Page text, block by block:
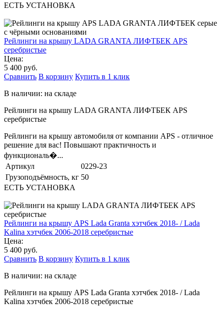
ЕСТЬ УСТАНОВКА
Рейлинги на крышу LADA GRANTA ЛИФТБЕК APS
серебристые
Цена:
5 400 руб.
Сравнить В корзину Купить в 1 клик
В наличии: на складе
Рейлинги на крышу LADA GRANTA ЛИФТБЕК APS
серебристые
Рейлинги на крышу автомобиля от компании APS - отличное
решение для вас! Повышают практичность и
функциональ�...
Артикул
0229-23
Грузоподъёмность, кг 50
ЕСТЬ УСТАНОВКА
Рейлинги на крышу APS Lada Granta хэтчбек 2018- / Lada
Kalina хэтчбек 2006-2018 серебристые
Цена:
5 400 руб.
Сравнить В корзину Купить в 1 клик
В наличии: на складе
Рейлинги на крышу APS Lada Granta хэтчбек 2018- / Lada
Kalina хэтчбек 2006-2018 серебристые